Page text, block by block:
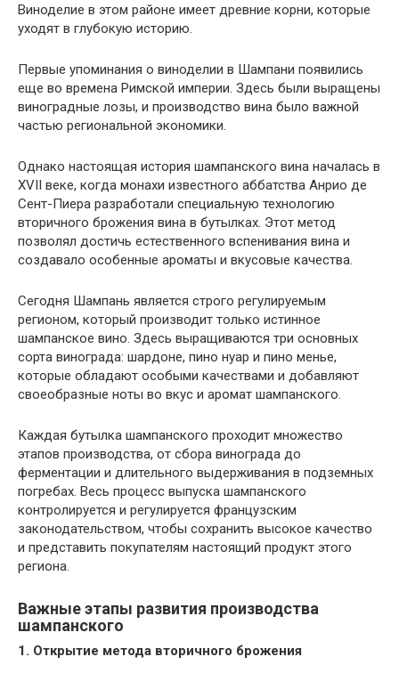
Виноделие в этом районе имеет древние корни, которые
уходят в глубокую историю.
Первые упоминания о виноделии в Шампани появились
еще во времена Римской империи. Здесь были выращены
виноградные лозы, и производство вина было важной
частью региональной экономики.
Однако настоящая история шампанского вина началась в
XVII веке, когда монахи известного аббатства Анрио де
Сент-Пиера разработали специальную технологию
вторичного брожения вина в бутылках. Этот метод
позволял достичь естественного вспенивания вина и
создавало особенные ароматы и вкусовые качества.
Сегодня Шампань является строго регулируемым
регионом, который производит только истинное
шампанское вино. Здесь выращиваются три основных
сорта винограда: шардоне, пино нуар и пино менье,
которые обладают особыми качествами и добавляют
своеобразные ноты во вкус и аромат шампанского.
Каждая бутылка шампанского проходит множество
этапов производства, от сбора винограда до
ферментации и длительного выдерживания в подземных
погребах. Весь процесс выпуска шампанского
контролируется и регулируется французским
законодательством, чтобы сохранить высокое качество
и представить покупателям настоящий продукт этого
региона.
Важные этапы развития производства
шампанского
1. Открытие метода вторичного брожения